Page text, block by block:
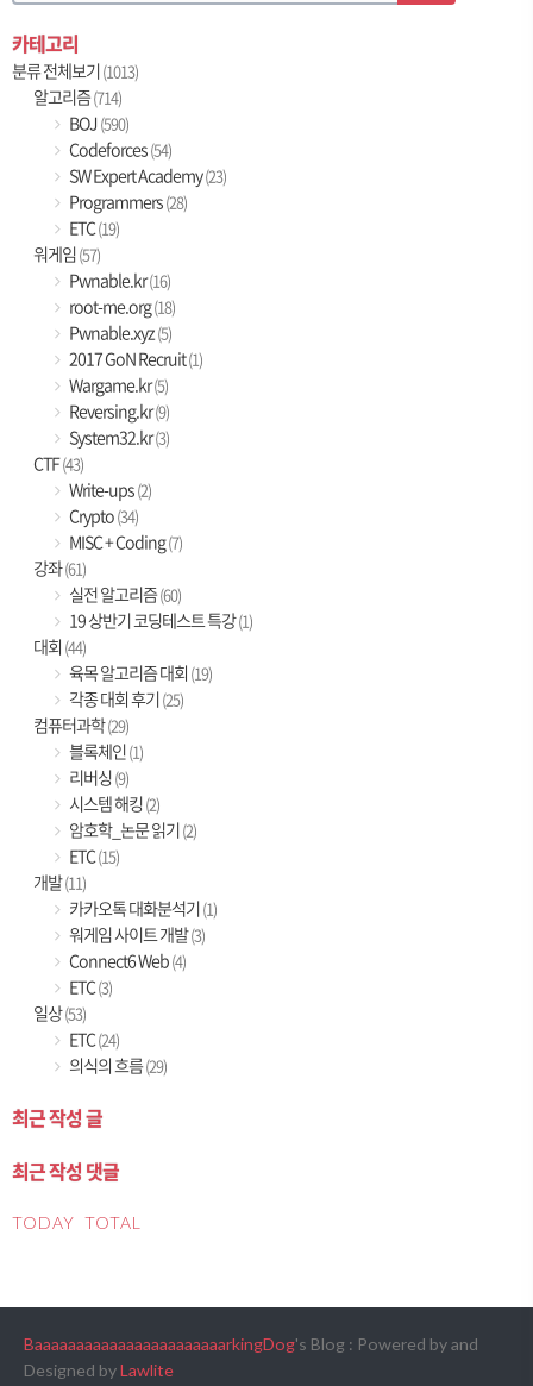
카테고리
분류 전체보기(1013)
알고리즘(714)
BOJ (590)
Codeforces(54)
SW Expert Academy(23)
Programmers(28)
ETC(19)
워게임(57)
Pwnable.kr(16)
root-me.org(18)
Pwnable.xyz(5)
2017 GoN Recruit(1)
Wargame.kr(5)
Reversing.kr(9)
System32.kr(3)
CTF(43)
Write-ups(2)
Crypto(34)
MISC + Coding(7)
강좌(61)
실전 알고리즘(60)
19 상반기 코딩테스트 특강(1)
대회 (44)
육목 알고리즘 대회 (19)
각종 대회 후기(25)
컴퓨터과학(29)
블록체인(1)
리버싱(9)
시스템 해킹(2)
암호학_논문 읽기(2)
ETC(15)
개발(11)
카카오톡 대화분석기(1)
워게임 사이트 개발(3)
Connect6 Web(4)
ETC(3)
일상(53)
ETC(24)
의식의 흐름(29)
최근 작성 글
최근 작성 댓글
TODAY TOTAL
BaaaaaaaaaaaaaaaaaaaaaaarkingDog's Blog : Powered byand
Designed byLawlite